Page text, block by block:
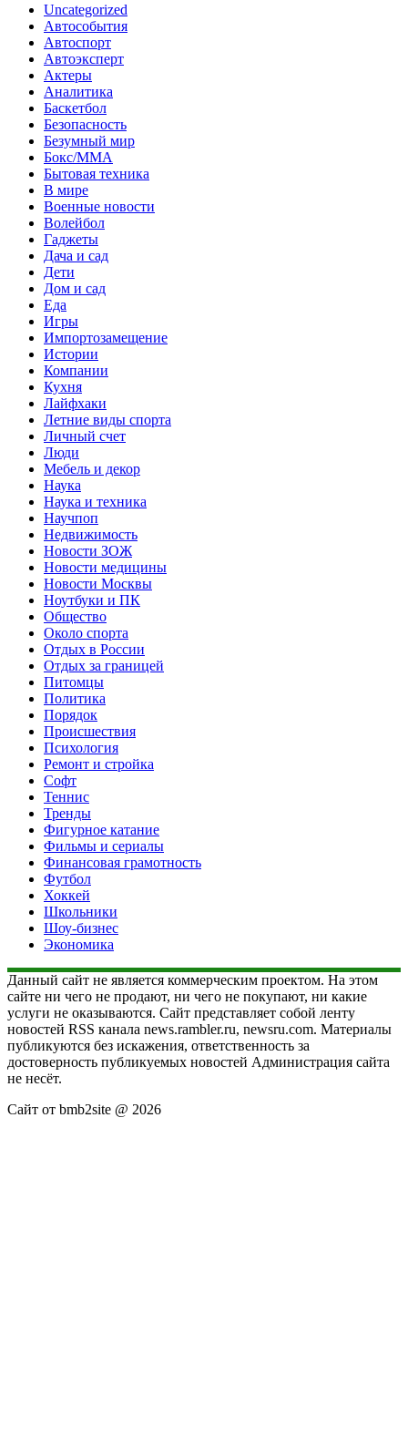
Uncategorized
Автособытия
Автоспорт
Автоэксперт
Актеры
Аналитика
Баскетбол
Безопасность
Безумный мир
Бокс/MMA
Бытовая техника
В мире
Военные новости
Волейбол
Гаджеты
Дача и сад
Дети
Дом и сад
Еда
Игры
Импортозамещение
Истории
Компании
Кухня
Лайфхаки
Летние виды спорта
Личный счет
Люди
Мебель и декор
Наука
Наука и техника
Научпоп
Недвижимость
Новости ЗОЖ
Новости медицины
Новости Москвы
Ноутбуки и ПК
Общество
Около спорта
Отдых в России
Отдых за границей
Питомцы
Политика
Порядок
Происшествия
Психология
Ремонт и стройка
Софт
Теннис
Тренды
Фигурное катание
Фильмы и сериалы
Финансовая грамотность
Футбол
Хоккей
Школьники
Шоу-бизнес
Экономика
Данный сайт не является коммерческим проектом. На этом
сайте ни чего не продают, ни чего не покупают, ни какие
услуги не оказываются. Сайт представляет собой ленту
новостей RSS канала news.rambler.ru, newsru.com. Материалы
публикуются без искажения, ответственность за
достоверность публикуемых новостей Администрация сайта
не несёт.
Сайт от bmb2site @ 2026